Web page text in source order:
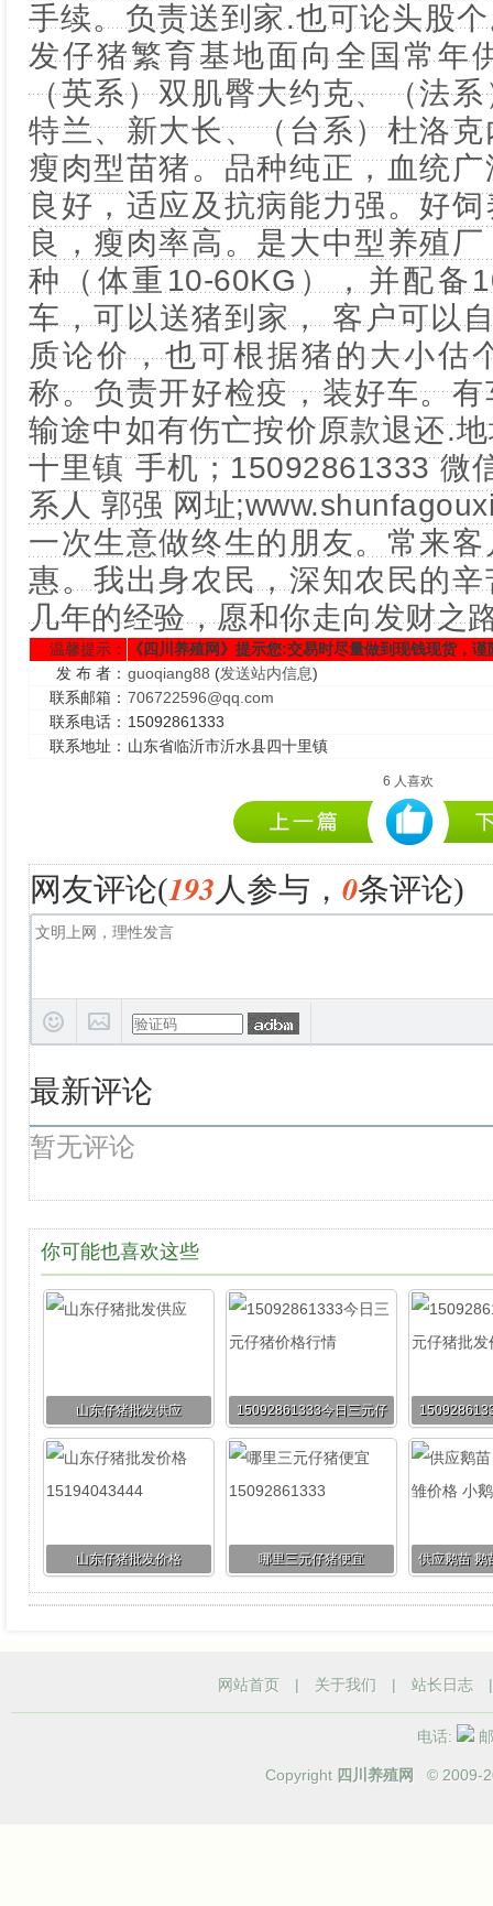
手续。负责送到家.也可论头股
发仔猪繁育基地面向全国常年
（英系）双肌臀大约克、（法
特兰、新大长、（台系）杜洛
瘦肉型苗猪。品种纯正，血统
良好，适应及抗病能力强。好
良，瘦肉率高。是大中型养殖
种（体重10-60KG），并配备
车，可以送猪到家， 客户可以
质论价，也可根据猪的大小估
称。负责开好检疫，装好车。
输途中如有伤亡按价原款退还.
十里镇 手机；15092861333 微
系人 郭强 网址
一次生意做终生的朋友。常来
惠。我出身农民，深知农民的
几年的经验，愿和你走向发财之
温馨提示：
《四川养殖网》提示您:交易时尽量做到现钱现货，
发 布 者： guoqiang88 (发送站内信息)
联系邮箱： 706722596@qq.com
联系电话： 15092861333
联系地址： 山东省临沂市沂水县四十里镇
6 人喜欢
网友评论(193 人参与， 0条评论)
最新评论
暂无评论
你可能也喜欢这些
山东仔猪批发供应
15092861333今日三元仔
猪价格行情
猪
山东仔猪批发价格
哪里三元仔猪便宜
供应鹅苗 鹅
网站首页 | 关于我们 | 站长日志
电话:
Copyright 四川养殖网 © 2009-